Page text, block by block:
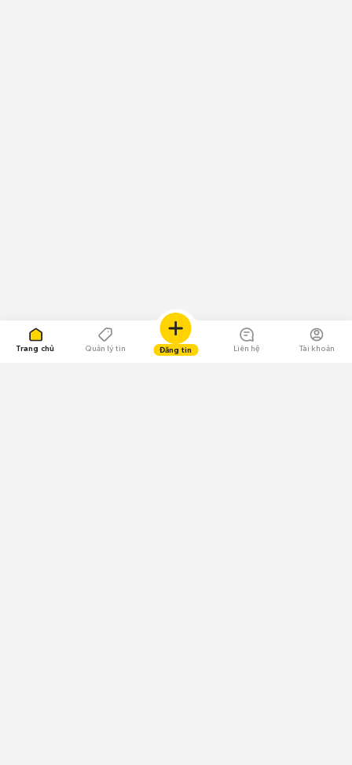
Trang chủ Quản lý tin Đăng tin Liên hệ Tài khoản